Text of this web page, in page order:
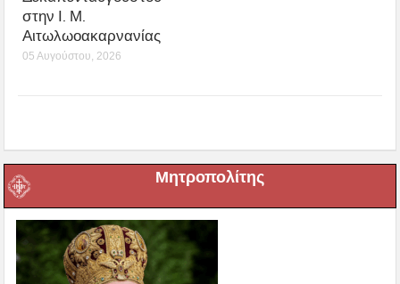
στην Ι. Μ.
Αιτωλωοακαρνανίας
05 Αυγούστου, 2026
Μητροπολίτης